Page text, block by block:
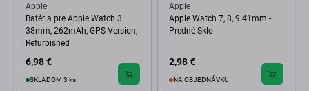
Apple
Batéria pre Apple Watch 3
38mm, 262mAh, GPS Version,
Refurbished
6,98 €
SKLADOM 3 ks
Apple
Apple Watch 7, 8, 9 41mm -
Predné Sklo
2,98 €
NA OBJEDNÁVKU